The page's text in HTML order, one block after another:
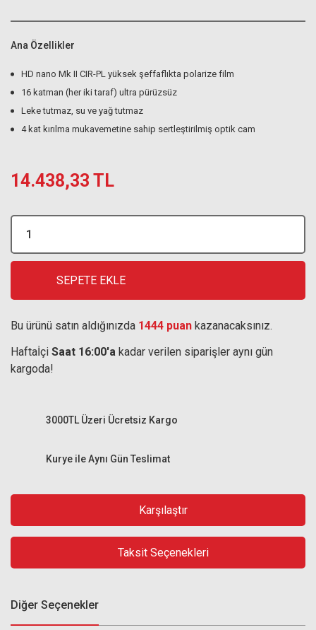
Ana Özellikler
HD nano Mk II CIR-PL yüksek şeffaflıkta polarize film
16 katman (her iki taraf) ultra pürüzsüz
Leke tutmaz, su ve yağ tutmaz
4 kat kırılma mukavemetine sahip sertleştirilmiş optik cam
14.438,33 TL
SEPETE EKLE
Bu ürünü satın aldığınızda 1444 puan kazanacaksınız.
Haftaİçi Saat 16:00'a kadar verilen siparişler aynı gün
kargoda!
Kurye ile Aynı Gün Teslimat
3000TL Üzeri Ücretsiz Kargo
Karşılaştır
Taksit Seçenekleri
Diğer Seçenekler